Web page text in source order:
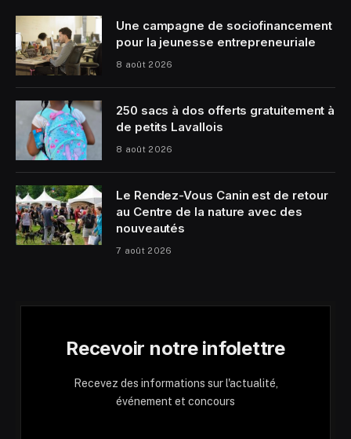
Une campagne de sociofinancement
pour la jeunesse entrepreneuriale
8 août 2026
250 sacs à dos offerts gratuitement à
de petits Lavallois
8 août 2026
Le Rendez-Vous Canin est de retour
au Centre de la nature avec des
nouveautés
7 août 2026
Recevoir notre infolettre
Recevez des informations sur l'actualité,
événement et concours